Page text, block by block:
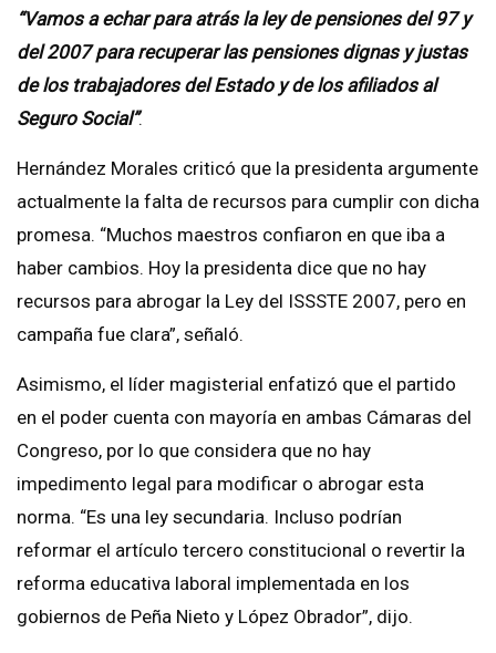
“Vamos a echar para atrás la ley de pensiones del 97 y
del 2007 para recuperar las pensiones dignas y justas
de los trabajadores del Estado y de los afiliados al
Seguro Social”.
Hernández Morales criticó que la presidenta argumente
actualmente la falta de recursos para cumplir con dicha
promesa. “Muchos maestros confiaron en que iba a
haber cambios. Hoy la presidenta dice que no hay
recursos para abrogar la Ley del ISSSTE 2007, pero en
campaña fue clara”, señaló.
Asimismo, el líder magisterial enfatizó que el partido
en el poder cuenta con mayoría en ambas Cámaras del
Congreso, por lo que considera que no hay
impedimento legal para modificar o abrogar esta
norma. “Es una ley secundaria. Incluso podrían
reformar el artículo tercero constitucional o revertir la
reforma educativa laboral implementada en los
gobiernos de Peña Nieto y López Obrador”, dijo.